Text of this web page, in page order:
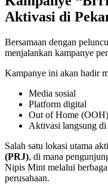
Aktivasi di
Bersamaan dengan
menjalankan kampanye
Kampanye ini akan hadir
Media sosial
Platform digital
Out of Home (OOH)
Aktivasi langsung di
Salah satu lokasi utama
(PRJ), di mana
Nipis Mint melalui
perusahaan.